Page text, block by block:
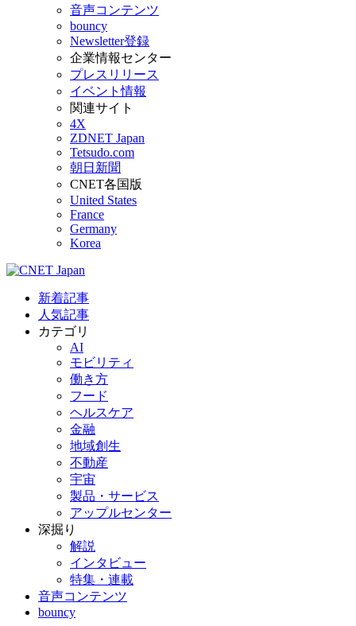
音声コンテンツ
bouncy
Newsletter登録
企業情報センター
プレスリリース
イベント情報
関連サイト
4X
ZDNET Japan
Tetsudo.com
朝日新聞
CNET各国版
United States
France
Germany
Korea
新着記事
人気記事
カテゴリ
AI
モビリティ
働き方
フード
ヘルスケア
金融
地域創生
不動産
宇宙
製品・サービス
アップルセンター
深掘り
解説
インタビュー
特集・連載
音声コンテンツ
bouncy